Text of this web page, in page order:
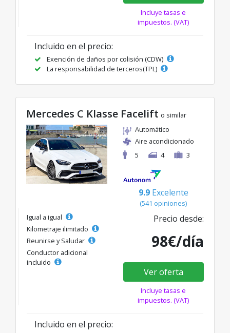
Incluye tasas e
impuestos. (VAT)
Incluido en el precio:
Exención de daños por colisión (CDW)
La responsabilidad de terceros(TPL)
Mercedes C Klasse Facelift o similar
Automático
Aire acondicionado
5
4 3
9.9 Excelente
(541 opiniones)
Igual a igual
Kilometraje ilimitado
Reunirse y Saludar
Conductor adicional
incluido
Precio desde:
98€/día
Ver oferta
Incluye tasas e
impuestos. (VAT)
Incluido en el precio: